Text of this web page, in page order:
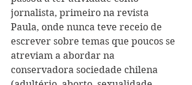
jornalista, primeiro na revista
Paula, onde nunca teve receio de
escrever sobre temas que poucos se
atreviam a abordar na
conservadora sociedade chilena